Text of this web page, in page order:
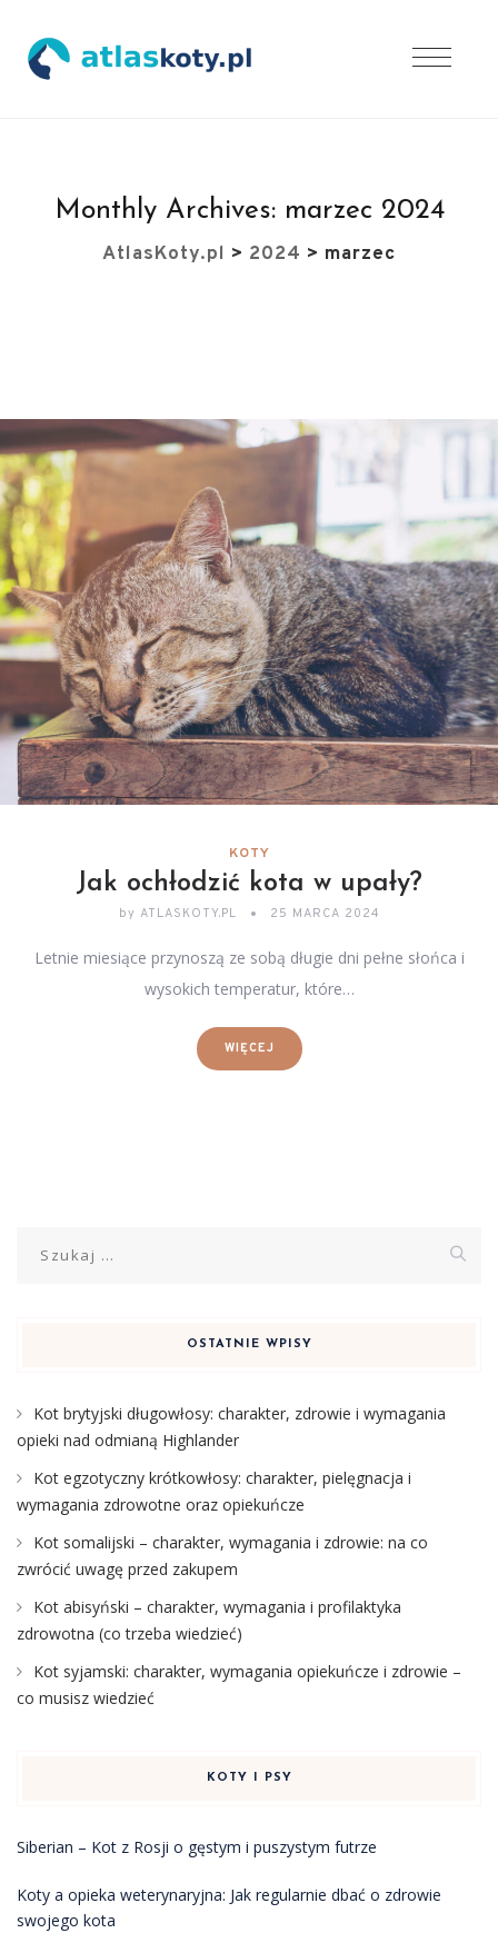
Monthly Archives: marzec 2024
AtlasKoty.pl > 2024 > marzec
KOTY
Jak ochłodzić kota w upały?
by ATLASKOTY.PL 25 MARCA 2024
Letnie miesiące przynoszą ze sobą długie dni pełne słońca i
wysokich temperatur, które…
WIĘCEJ
OSTATNIE WPISY
Kot brytyjski długowłosy: charakter, zdrowie i wymagania
opieki nad odmianą Highlander
Kot egzotyczny krótkowłosy: charakter, pielęgnacja i
wymagania zdrowotne oraz opiekuńcze
Kot somalijski – charakter, wymagania i zdrowie: na co
zwrócić uwagę przed zakupem
Kot abisyński – charakter, wymagania i profilaktyka
zdrowotna (co trzeba wiedzieć)
Kot syjamski: charakter, wymagania opiekuńcze i zdrowie –
co musisz wiedzieć
KOTY I PSY
Siberian – Kot z Rosji o gęstym i puszystym futrze
Koty a opieka weterynaryjna: Jak regularnie dbać o zdrowie
swojego kota